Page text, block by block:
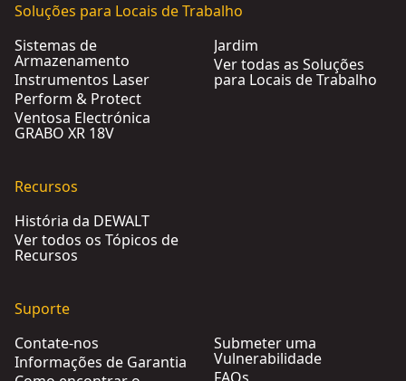
Soluções para Locais de Trabalho
Sistemas de
Armazenamento
Instrumentos Laser
Perform & Protect
Ventosa Electrónica
GRABO XR 18V
Jardim
Ver todas as Soluções
para Locais de Trabalho
Recursos
História da DEWALT
Ver todos os Tópicos de
Recursos
Suporte
Contate-nos
Informações de Garantia
Submeter uma
Vulnerabilidade